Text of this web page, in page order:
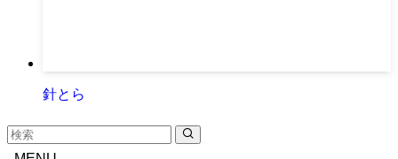
針とら